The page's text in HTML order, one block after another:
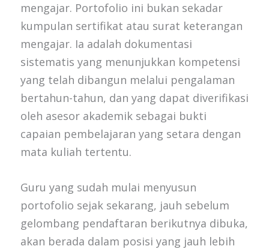
mengajar. Portofolio ini bukan sekadar
kumpulan sertifikat atau surat keterangan
mengajar. Ia adalah dokumentasi
sistematis yang menunjukkan kompetensi
yang telah dibangun melalui pengalaman
bertahun-tahun, dan yang dapat diverifikasi
oleh asesor akademik sebagai bukti
capaian pembelajaran yang setara dengan
mata kuliah tertentu.
Guru yang sudah mulai menyusun
portofolio sejak sekarang, jauh sebelum
gelombang pendaftaran berikutnya dibuka,
akan berada dalam posisi yang jauh lebih